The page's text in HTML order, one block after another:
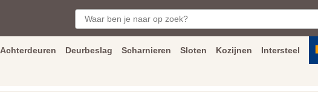
Achterdeuren Deurbeslag Scharnieren Sloten Kozijnen Intersteel